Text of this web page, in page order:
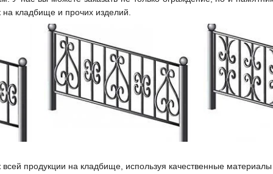
на кладбище и прочих изделий.
продукции на кладбище, используя качественные